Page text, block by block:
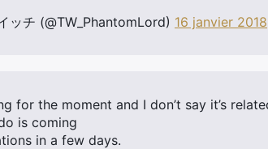
チ (@TW_PhantomLord) 16 janvier 2018
for the moment and I don’t say it’s
is coming
in a few days.